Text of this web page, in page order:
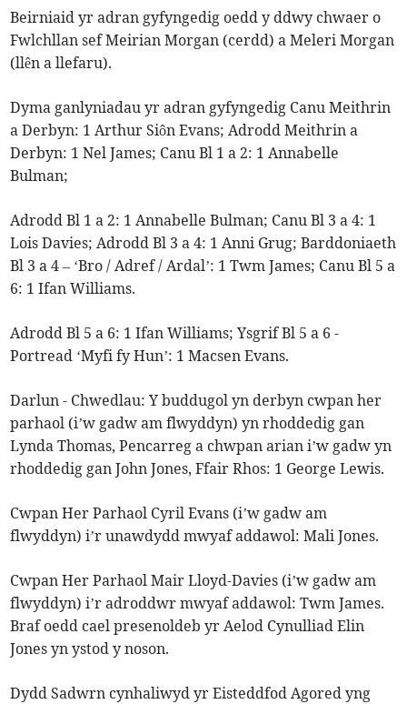
Beirniaid yr adran gyfyngedig oedd y ddwy chwaer o
Fwlchllan sef Meirian Morgan (cerdd) a Meleri Morgan
(llên a llefaru).
Dyma ganlyniadau yr adran gyfyngedig Canu Meithrin
a Derbyn: 1 Arthur Siôn Evans; Adrodd Meithrin a
Derbyn: 1 Nel James; Canu Bl 1 a 2: 1 Annabelle
Bulman;
Adrodd Bl 1 a 2: 1 Annabelle Bulman; Canu Bl 3 a 4: 1
Lois Davies; Adrodd Bl 3 a 4: 1 Anni Grug; Barddoniaeth
Bl 3 a 4 – ‘Bro / Adref / Ardal’: 1 Twm James; Canu Bl 5 a
6: 1 Ifan Williams.
Adrodd Bl 5 a 6: 1 Ifan Williams; Ysgrif Bl 5 a 6 -
Portread ‘Myfi fy Hun’: 1 Macsen Evans.
Darlun - Chwedlau: Y buddugol yn derbyn cwpan her
parhaol (i’w gadw am flwyddyn) yn rhoddedig gan
Lynda Thomas, Pencarreg a chwpan arian i’w gadw yn
rhoddedig gan John Jones, Ffair Rhos: 1 George Lewis.
Cwpan Her Parhaol Cyril Evans (i’w gadw am
flwyddyn) i’r unawdydd mwyaf addawol: Mali Jones.
Cwpan Her Parhaol Mair Lloyd-Davies (i’w gadw am
flwyddyn) i’r adroddwr mwyaf addawol: Twm James.
Braf oedd cael presenoldeb yr Aelod Cynulliad Elin
Jones yn ystod y noson.
Dydd Sadwrn cynhaliwyd yr Eisteddfod Agored yng